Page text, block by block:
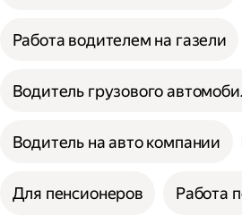
Работа водителем на газели
Водитель грузового
Водитель на авто компании
Для пенсионеров Работа